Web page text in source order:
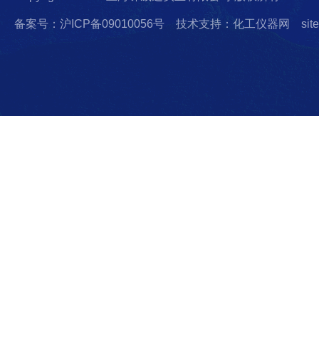
备案号：沪ICP备09010056号 技术支持：化工仪器网